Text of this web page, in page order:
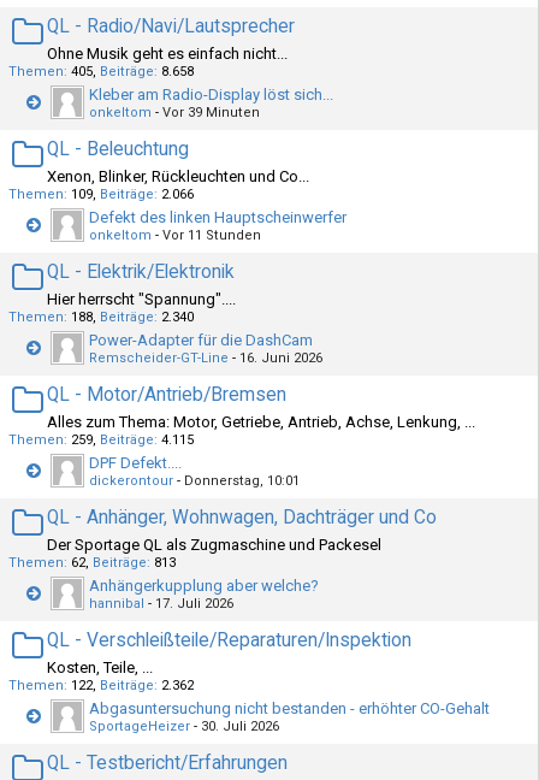
QL - Radio/Navi/Lautsprecher
Ohne Musik geht es einfach nicht...
Themen 405 Beiträge 8.658
Kleber am Radio-Display löst sich...
onkeltom - Vor 39 Minuten
QL - Beleuchtung
Xenon, Blinker, Rückleuchten und Co...
Themen 109 Beiträge 2.066
Defekt des linken Hauptscheinwerfer
onkeltom - Vor 11 Stunden
QL - Elektrik/Elektronik
Hier herrscht "Spannung"....
Themen 188 Beiträge 2.340
Power-Adapter für die DashCam
Remscheider-GT-Line - 16. Juni 2026
QL - Motor/Antrieb/Bremsen
Alles zum Thema: Motor, Getriebe, Antrieb, Achse, Lenkung, ...
Themen 259 Beiträge 4.115
DPF Defekt....
dickerontour - Donnerstag, 10:01
QL - Anhänger, Wohnwagen, Dachträger und Co
Der Sportage QL als Zugmaschine und Packesel
Themen 62 Beiträge 813
Anhängerkupplung aber welche?
hannibal - 17. Juli 2026
QL - Verschleißteile/Reparaturen/Inspektion
Kosten, Teile, ...
Themen 122 Beiträge 2.362
Abgasuntersuchung nicht bestanden - erhöhter CO-Gehalt
SportageHeizer - 30. Juli 2026
QL - Testbericht/Erfahrungen